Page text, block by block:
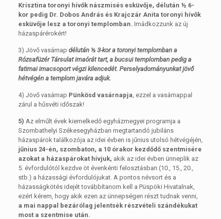
Krisztina toronyi hívők nászmisés esküvője, délután ½ 6-
kor pedig Dr. Dobos András és Krajczár Anita toronyi hívők
esküvője lesz a toronyi templomban. Imádkozzunk az új
házaspárérokért!
3) Jövő vasárnap délután ½ 3-kor a toronyi templomban a
Rózsafüzér Társulat imaórát tart, a bucsui templomban pedig a
fatimai imacsoport végzi kilencedét. Perselyadományunkat jövő
hétvégén a templom javára adjuk.
4) Jövő vasárnap Pünkösd vasárnapja, ezzel a vasárnappal
zárul a hűsvéti időszak!
5) Az elműlt évek kiemelkedő egyházmegyei programja a
Szombathelyi Székesegyházban megtartandó jubiláns
házaspárok találkozója az idei évben is jűnius utolsó hétvégéjén,
jűnius 24-én, szombaton, a 10 órakor kezdődő szentmisére
azokat a házaspárokat hívjuk, akik az idei évben ünneplik az
5. évfordulótól kezdve öt évenkénti felosztásban (10., 15., 20.,
stb.) a házassági évfordulójukat. A pontos névsort és a
házasságkötés idejét továbbítanom kell a Püspöki Hivatalnak,
ezért kérem, hogy akik ezen az ünnepségen részt tudnak venni,
a mai nappal bezárólag jelentsék részvételi szándékukat
most a szentmise után.